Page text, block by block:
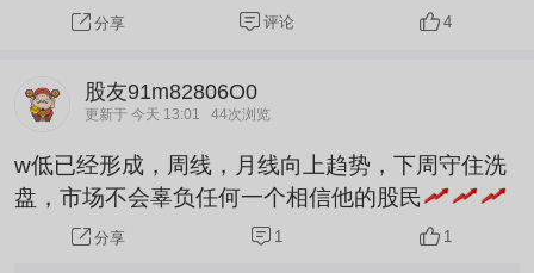
元，延续箱体走势。全日量能平稳，多空博弈温
下周一展望： 短期股价技术面处于中性区间，下周
一核心以区间震荡修复为主，昨日8.64元为主要成
支撑与压制作用非常关键。若开盘量能持续温和释
放，股价成功站稳8.78...
分享 评论 4
股友91m82806O0
更新于 今天 13:01 44次浏览
w低已经形成，周线，月线向上趋势，下周守住洗
盘，市场不会辜负任何一个相信他的股民
分享 1 1